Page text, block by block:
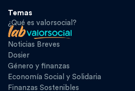
Temas
¿Qué es valorsocial?
Noticias Breves
Dosier
Género y finanzas
Economía Social y Solidaria
Finanzas Sostenibles